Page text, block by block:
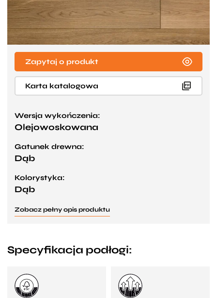
Zapytaj o produkt
Karta katalogowa
Wersja wykończenia:
Olejowoskowana
Gatunek drewna:
Dąb
Kolorystyka:
Dąb
Zobacz pełny opis produktu
Specyfikacja podłogi: